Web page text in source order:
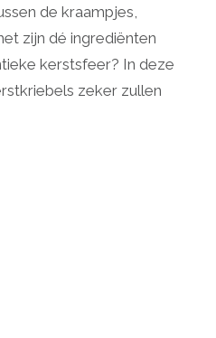
de kraampjes,
zijn dé ingrediënten
kerstsfeer? In deze
zeker zullen